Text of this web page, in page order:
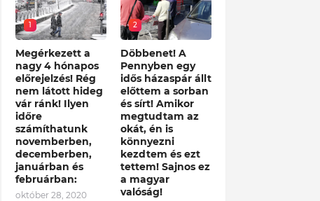
1
Megérkezett a
nagy 4 hónapos
előrejelzés! Rég
nem látott hideg
vár ránk! Ilyen
időre
számíthatunk
novemberben,
decemberben,
januárban és
februárban:
október 28, 2020
2
Döbbenet! A
Pennyben egy
idős házaspár állt
előttem a sorban
és sírt! Amikor
megtudtam az
okát, én is
könnyezni
kezdtem és ezt
tettem! Sajnos ez
a magyar
valóság!